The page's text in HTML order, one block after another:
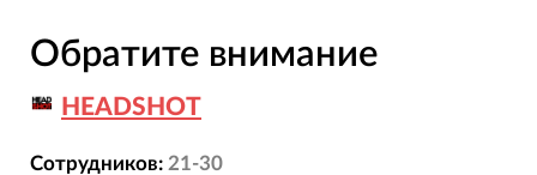
Обратите внимание
HEADSHOT
Сотрудников: 21-30